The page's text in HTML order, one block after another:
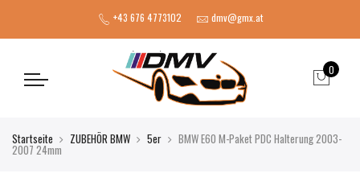
+43 676 4773102 dmv@gmx.at
0
Startseite ZUBEHÖR BMW 5er BMW E60 M-Paket PDC Halterung 2003-
2007 24mm